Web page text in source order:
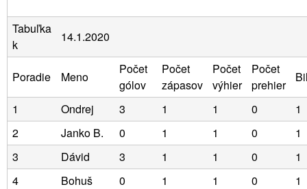
Tabuľka
k
14.1.2020
Poradie Meno
Počet
gólov
Počet
zápasov
Počet
výhier
Počet
prehier
1 Ondrej 3 1 1 0
1
2
Janko B. 0 1 1 0
1
3
Dávid 3 1 1 0
1
4
Bohuš 0 1 1 0
1